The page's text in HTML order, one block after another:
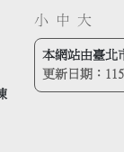
小 中 大
本網站由臺北
更新日期：